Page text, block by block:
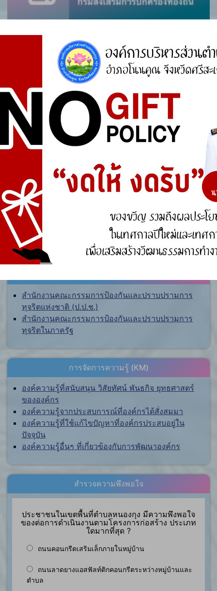
สำนักงานคณะกรรมการป้องกันและปราบปรามการ
ทุจริตแห่งชาติ (ป.ป.ช.)
สำนักงานคณะกรรมการป้องกันและปราบปรามการ
ทุจริตในภาครัฐ
การจัดการความรู้ (KM)
องค์ความรู้ที่สนับสนุน วิสัยทัศน์ พันธกิจ ยุทธศาสตร์
ขององค์กร
องค์ความรู้จากประสบการณ์ที่องค์กรได้สั่งสมมา
องค์ความรู้ที่ใช้แก้ไขปัญหาที่องค์กรประสบอยู่ใน
ปัจจุบัน
องค์ความรู้อื่นๆ ที่เกี่ยวข้องกับการพัฒนาองค์กร
สำรวจความพึงพอใจ
ประชาชนในเขตพื้นที่ตำบลหนองกุง มีความพึงพอใจ
ของต่อการดำเนินงานตามโครงการก่อสร้าง ประเภท
ใดมากที่สุด ?
ถนนคอนกรีตเสริมเล็กภายในหมู่บ้าน
ถนนลาดยางแอสฟัลท์ติกคอนกรีตระหว่างหมู่บ้านและ
ตำบล